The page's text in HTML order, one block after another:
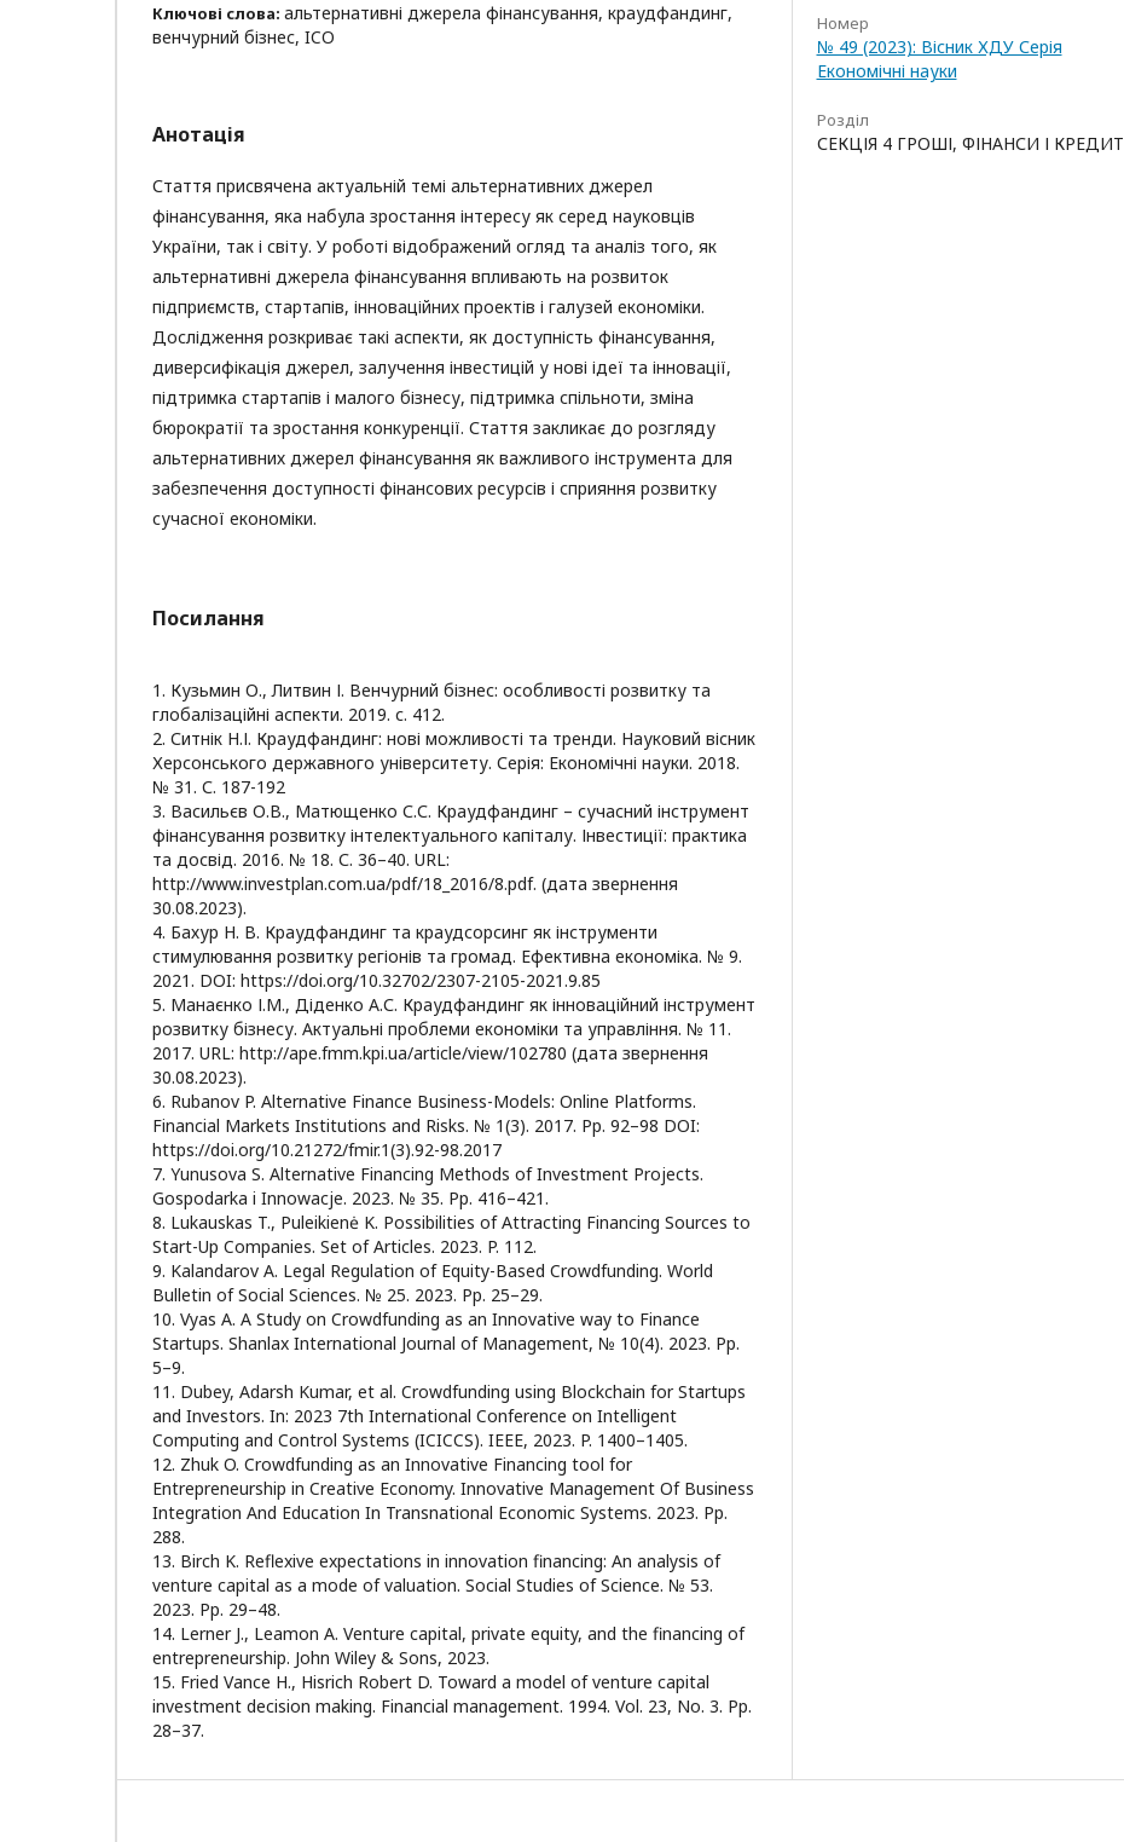
Ключові слова: альтернативні джерела фінансування, краудфандинг,
венчурний бізнес, ICO
Анотація
Стаття присвячена актуальній темі альтернативних джерел
фінансування, яка набула зростання інтересу як серед науковців
України, так і світу. У роботі відображений огляд та аналіз того, як
альтернативні джерела фінансування впливають на розвиток
підприємств, стартапів, інноваційних проектів і галузей економіки.
Дослідження розкриває такі аспекти, як доступність фінансування,
диверсифікація джерел, залучення інвестицій у нові ідеї та інновації,
підтримка стартапів і малого бізнесу, підтримка спільноти, зміна
бюрократії та зростання конкуренції. Стаття закликає до розгляду
альтернативних джерел фінансування як важливого інструмента для
забезпечення доступності фінансових ресурсів і сприяння розвитку
сучасної економіки.
Посилання
1. Кузьмин О., Литвин І. Венчурний бізнес: особливості розвитку та
глобалізаційні аспекти. 2019. с. 412.
2. Ситнік Н.І. Краудфандинг: нові можливості та тренди. Науковий вісник
Херсонського державного університету. Серія: Економічні науки. 2018.
№ 31. С. 187-192
3. Васильєв О.В., Матющенко С.С. Краудфандинг – сучасний інструмент
фінансування розвитку інтелектуального капіталу. Інвестиції: практика
та досвід. 2016. № 18. С. 36–40. URL:
http://www.investplan.com.ua/pdf/18_2016/8.pdf. (дата звернення
30.08.2023).
4. Бахур Н. В. Краудфандинг та краудсорсинг як інструменти
стимулювання розвитку регіонів та громад. Ефективна економіка. № 9.
2021. DOI: https://doi.org/10.32702/2307-2105-2021.9.85
5. Манаєнко І.М., Діденко А.С. Краудфандинг як інноваційний інструмент
розвитку бізнесу. Актуальні проблеми економіки та управління. № 11.
2017. URL: http://ape.fmm.kpi.ua/article/view/102780 (дата звернення
30.08.2023).
6. Rubanov P. Alternative Finance Business-Models: Online Platforms.
Financial Markets Institutions and Risks. № 1(3). 2017. Pp. 92–98 DOI:
https://doi.org/10.21272/fmir.1(3).92-98.2017
7. Yunusova S. Alternative Financing Methods of Investment Projects.
Gospodarka i Innowacje. 2023. № 35. Pp. 416–421.
8. Lukauskas T., Puleikienė K. Possibilities of Attracting Financing Sources to
Start-Up Companies. Set of Articles. 2023. P. 112.
9. Kalandarov A. Legal Regulation of Equity-Based Crowdfunding. World
Bulletin of Social Sciences. № 25. 2023. Pp. 25–29.
10. Vyas A. A Study on Crowdfunding as an Innovative way to Finance
Startups. Shanlax International Journal of Management, № 10(4). 2023. Pp.
5–9.
11. Dubey, Adarsh Kumar, et al. Crowdfunding using Blockchain for Startups
and Investors. In: 2023 7th International Conference on Intelligent
Computing and Control Systems (ICICCS). IEEE, 2023. P. 1400–1405.
12. Zhuk O. Crowdfunding as an Innovative Financing tool for
Entrepreneurship in Creative Economy. Innovative Management Of Business
Integration And Education In Transnational Economic Systems. 2023. Pp.
288.
13. Birch K. Reflexive expectations in innovation financing: An analysis of
venture capital as a mode of valuation. Social Studies of Science. № 53.
2023. Pp. 29–48.
14. Lerner J., Leamon A. Venture capital, private equity, and the financing of
entrepreneurship. John Wiley & Sons, 2023.
15. Fried Vance H., Hisrich Robert D. Toward a model of venture capital
investment decision making. Financial management. 1994. Vol. 23, No. 3. Pp.
28–37.
Номер
№ 49 (2023): Вісник ХДУ Серія
Економічні науки
Розділ
СЕКЦІЯ 4 ГРОШІ, ФІНАНСИ І КРЕДИТ